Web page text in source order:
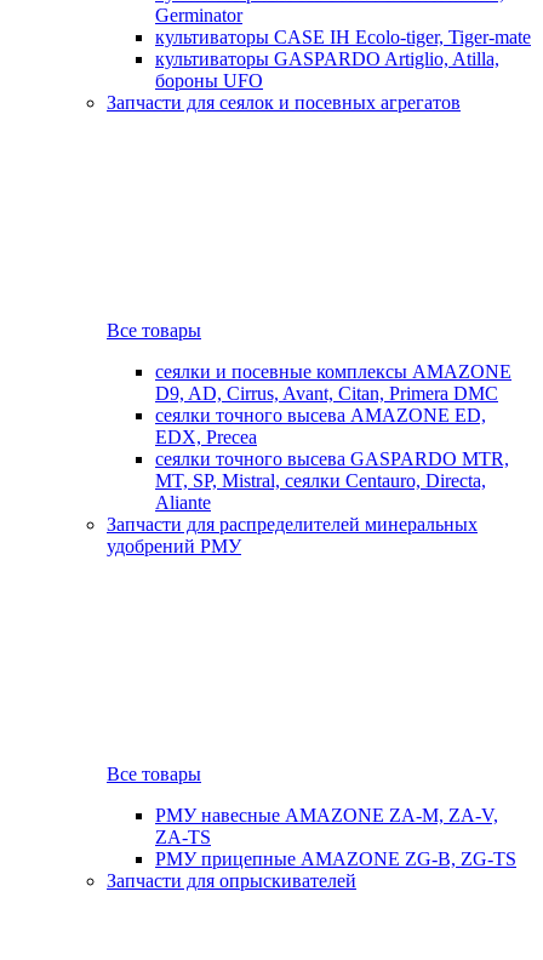
Germinator
культиваторы CASE IH Ecolo-tiger, Tiger-mate
культиваторы GASPARDO Artiglio, Atilla,
бороны UFO
Запчасти для сеялок и посевных агрегатов
Все товары
сеялки и посевные комплексы AMAZONE
D9, AD, Cirrus, Avant, Citan, Primera DMC
сеялки точного высева AMAZONE ED,
EDX, Precea
сеялки точного высева GASPARDO MTR,
MT, SP, Mistral, сеялки Centauro, Directa,
Aliante
Запчасти для распределителей минеральных
удобрений РМУ
Все товары
РМУ навесные AMAZONE ZA-M, ZA-V,
ZA-TS
РМУ прицепные AMAZONE ZG-B, ZG-TS
Запчасти для опрыскивателей